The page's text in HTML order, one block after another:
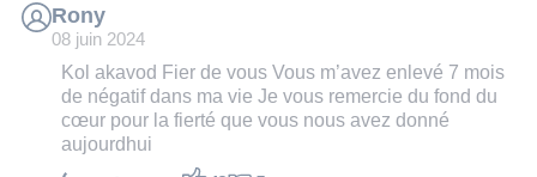
Rony
08 juin 2024
Kol akavod Fier de vous Vous m’avez enlevé 7 mois
de négatif dans ma vie Je vous remercie du fond du
cœur pour la fierté que vous nous avez donné
aujourdhui